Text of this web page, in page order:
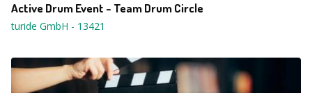
Active Drum Event - Team Drum Circle
turide GmbH - 13421